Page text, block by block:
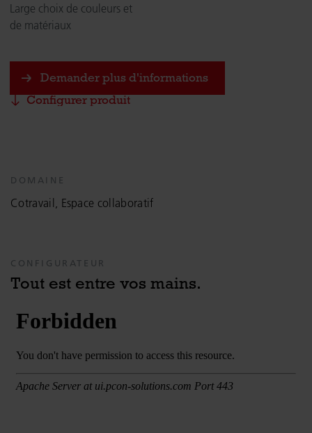
Large choix de couleurs et
de matériaux
Demander plus d'informations
Configurer produit
DOMAINE
Cotravail, Espace collaboratif
CONFIGURATEUR
Tout est entre vos mains.